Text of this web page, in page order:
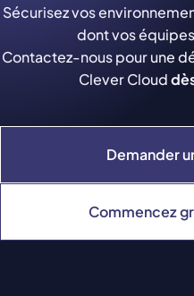
Demander
Commencez
Sécurisez vos
dont vos
Contactez-nous pour une
Clever Cloud